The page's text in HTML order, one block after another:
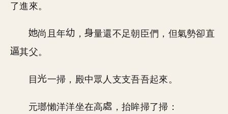
了進來。
尚且年 ，
量還不足朝臣們，但氣勢卻直
其父。
目 一掃，殿中眾人支支吾吾起來。
元瑯懶洋洋坐在高 ，抬眸掃了掃：